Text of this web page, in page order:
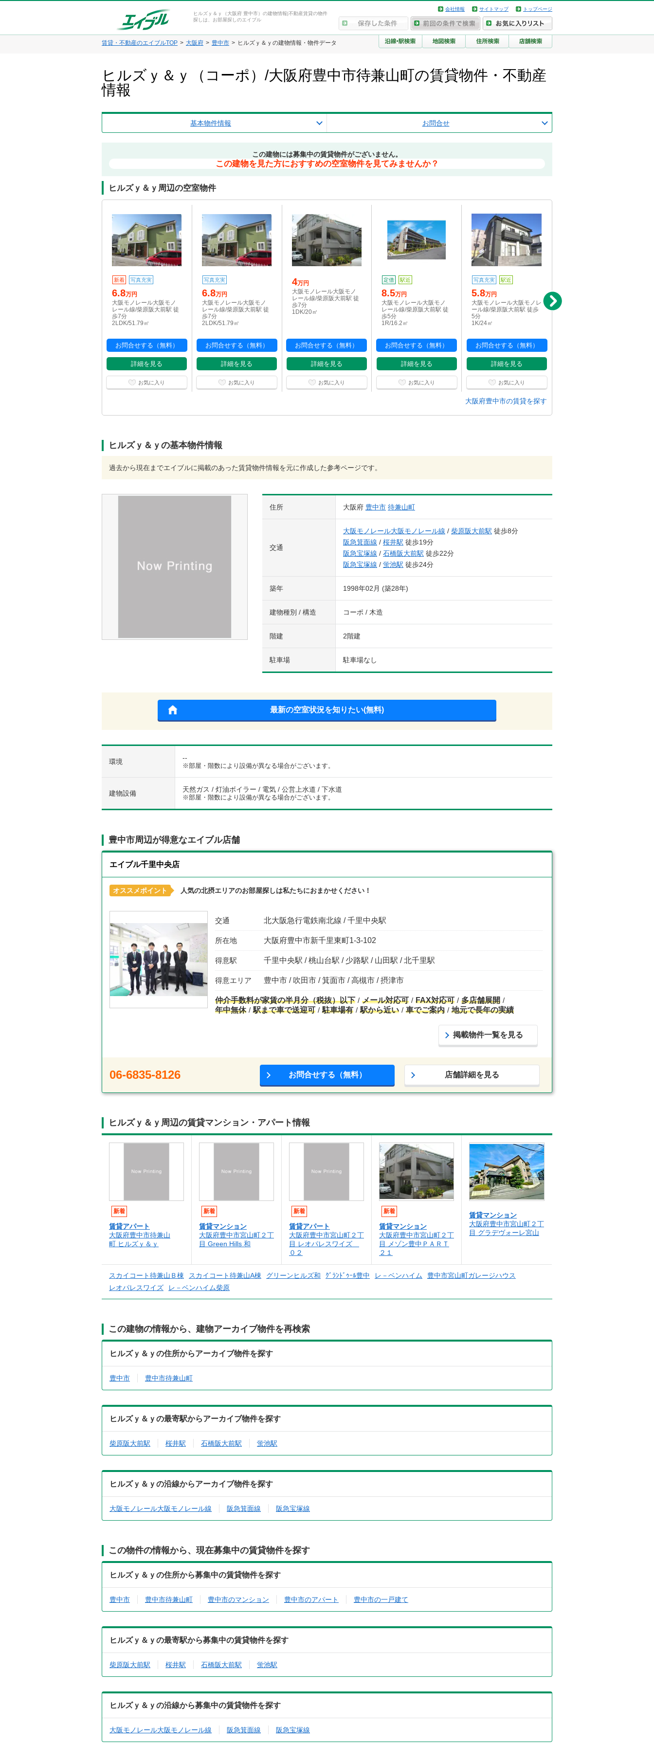
ヒルズｙ＆ｙ（大阪府 豊中市）の建物情報|不動産賃貸の物件
探しは、お部屋探しのエイブル
会社情報 サイトマップ トップページ
賃貸・不動産のエイブルTOP 大阪府 豊中市 ヒルズｙ＆ｙの建物情報・物件データ
ヒルズｙ＆ｙ（コーポ）/大阪府豊中市待兼山町の賃貸物件・不動産
情報
基本物件情報 お問合せ
この建物には募集中の賃貸物件がございません。
この建物を見た方におすすめの空室物件を見てみませんか？
ヒルズｙ＆ｙ周辺の空室物件
新着 写真充実
6.8万円
大阪モノレール大阪モノ
レール線/柴原阪大前駅 徒
歩7分
2LDK/51.79㎡
お問合せする（無料）
詳細を見る
お気に入り
写真充実
6.8万円
大阪モノレール大阪モノ
レール線/柴原阪大前駅 徒
歩7分
2LDK/51.79㎡
お問合せする（無料）
詳細を見る
お気に入り
4万円
大阪モノレール大阪モノ
レール線/柴原阪大前駅 徒
歩7分
1DK/20㎡
お問合せする（無料）
詳細を見る
お気に入り
定借 駅近
8.5万円
大阪モノレール大阪モノ
レール線/柴原阪大前駅 徒
歩5分
1R/16.2㎡
お問合せする（無料）
詳細を見る
お気に入り
写真充実 駅近
5.8万円
大阪モノレール大阪モノレ
ール線/柴原阪大前駅 徒歩
5分
1K/24㎡
お問合せする（無料）
詳細を見る
お気に入り
レール線/柴原阪大前駅 徒
歩11分
大阪府豊中市の賃貸を探す
ヒルズｙ＆ｙの基本物件情報
過去から現在までエイブルに掲載のあった賃貸物件情報を元に作成した参考ページです。
住所 大阪府 豊中市 待兼山町
交通
大阪モノレール大阪モノレール線 / 柴原阪大前駅 徒歩8分
阪急箕面線 / 桜井駅 徒歩19分
阪急宝塚線 / 石橋阪大前駅 徒歩22分
阪急宝塚線 / 蛍池駅 徒歩24分
築年 1998年02月 (築28年)
建物種別 / 構造 コーポ / 木造
階建 2階建
駐車場 駐車場なし
最新の空室状況を知りたい(無料)
環境 --
※部屋・階数により設備が異なる場合がございます。
建物設備 天然ガス / 灯油ボイラー / 電気 / 公営上水道 / 下水道
※部屋・階数により設備が異なる場合がございます。
豊中市周辺が得意なエイブル店舗
エイブル千里中央店
オススメポイント 人気の北摂エリアのお部屋探しは私たちにおまかせください！
交通 北大阪急行電鉄南北線 / 千里中央駅
所在地 大阪府豊中市新千里東町1-3-102
得意駅 千里中央駅 / 桃山台駅 / 少路駅 / 山田駅 / 北千里駅
得意エリア 豊中市 / 吹田市 / 箕面市 / 高槻市 / 摂津市
仲介手数料が家賃の半月分（税抜）以下 メール対応可 FAX対応可
多店舗展開
年中無休
駅まで車で送迎可 駐車場有 駅から近い 車でご案内 地元で長年の実績
掲載物件一覧を見る
06-6835-8126 お問合せする（無料） 店舗詳細を見る
ヒルズｙ＆ｙ周辺の賃貸マンション・アパート情報
新着
賃貸アパート
大阪府豊中市待兼山
町 ヒルズｙ＆ｙ
新着
賃貸マンション
大阪府豊中市宮山町２丁
目 Green Hills 和
新着
賃貸アパート
大阪府豊中市宮山町２丁
目 レオパレスワイズ
０２
新着
賃貸マンション
大阪府豊中市宮山町２丁
目 メゾン豊中ＰＡＲＴ
２１
賃貸マンション
大阪府豊中市宮山町２丁
目 グラデヴォーレ宮山
スカイコート待兼山Ｂ棟 スカイコート待兼山A棟 グリーンヒルズ和 ｸﾞﾗﾝﾄﾞｩｰﾙ豊中 レ－ベンハイム
豊中市宮山町ガレージハウス
レオパレスワイズ
レ－ベンハイム柴原
この建物の情報から、建物アーカイブ物件を再検索
ヒルズｙ＆ｙの住所からアーカイブ物件を探す
豊中市 豊中市待兼山町
ヒルズｙ＆ｙの最寄駅からアーカイブ物件を探す
柴原阪大前駅 桜井駅 石橋阪大前駅 蛍池駅
ヒルズｙ＆ｙの沿線からアーカイブ物件を探す
大阪モノレール大阪モノレール線 阪急箕面線 阪急宝塚線
この物件の情報から、現在募集中の賃貸物件を探す
ヒルズｙ＆ｙの住所から募集中の賃貸物件を探す
豊中市 豊中市待兼山町 豊中市のマンション 豊中市のアパート 豊中市の一戸建て
ヒルズｙ＆ｙの最寄駅から募集中の賃貸物件を探す
柴原阪大前駅 桜井駅 石橋阪大前駅 蛍池駅
ヒルズｙ＆ｙの沿線から募集中の賃貸物件を探す
大阪モノレール大阪モノレール線 阪急箕面線 阪急宝塚線